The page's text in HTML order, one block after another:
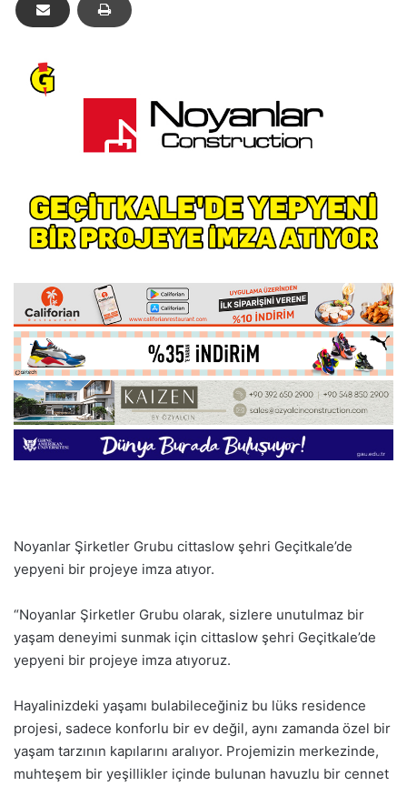
Noyanlar Şirketler Grubu cittaslow şehri Geçitkale’de
yepyeni bir projeye imza atıyor.
“Noyanlar Şirketler Grubu olarak, sizlere unutulmaz bir
yaşam deneyimi sunmak için cittaslow şehri Geçitkale’de
yepyeni bir projeye imza atıyoruz.
Hayalinizdeki yaşamı bulabileceğiniz bu lüks residence
projesi, sadece konforlu bir ev değil, aynı zamanda özel bir
yaşam tarzının kapılarını aralıyor. Projemizin merkezinde,
muhteşem bir yeşillikler içinde bulunan havuzlu bir cennet